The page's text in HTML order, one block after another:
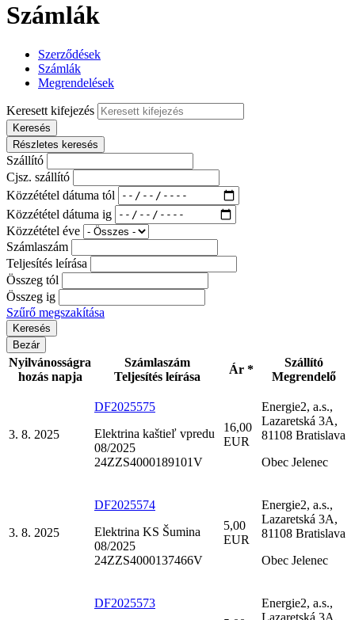
Számlák
Szerződések
Számlák
Megrendelések
Keresett kifejezés
Keresés
Részletes keresés
Szállító
Cjsz. szállító
Közzététel dátuma tól
Közzététel dátuma ig
Közzététel éve
Számlaszám
Teljesítés leírása
Összeg tól
Összeg ig
Szűrő megszakítása
Bezár
Nyilvánosságra
hozás napja
Számlaszám
Teljesítés leírása
Ár *
Szállító
Megrendelő
3. 8. 2025
DF2025575
Elektrina kaštieľ vpredu
08/2025
24ZZS4000189101V
16,00
EUR
Energie2, a.s.,
Lazaretská 3A,
81108 Bratislava
Obec Jelenec
3. 8. 2025
DF2025574
Elektrina KS Šumina
08/2025
24ZZS4000137466V
5,00
EUR
Energie2, a.s.,
Lazaretská 3A,
81108 Bratislava
Obec Jelenec
DF2025573
Energie2, a.s.,
Lazaretská 3A,